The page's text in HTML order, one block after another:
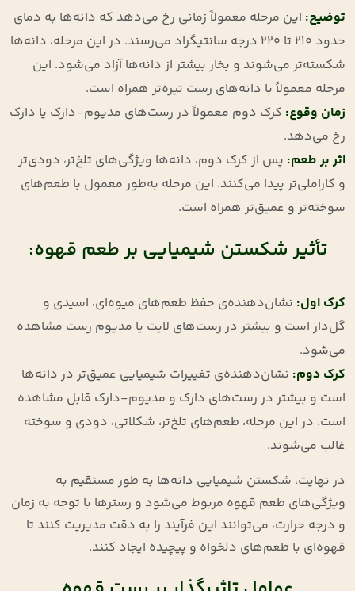
توضیح: این مرحله معمولاً زمانی رخ می‌دهد که دانه‌ها به دمای
حدود ۲۱۰ تا ۲۲۰ درجه سانتیگراد می‌رسند. در این مرحله، دانه‌ها
شکسته‌تر می‌شوند و بخار بیشتر از دانه‌ها آزاد می‌شود. این
مرحله معمولاً با دانه‌های رست تیره‌تر همراه است.
زمان وقوع: کرک دوم معمولاً در رست‌های مدیوم-دارک یا دارک
رخ می‌دهد.
اثر بر طعم: پس از کرک دوم، دانه‌ها ویژگی‌های تلخ‌تر، دودی‌تر
و کاراملی‌تر پیدا می‌کنند. این مرحله به‌طور معمول با طعم‌های
سوخته‌تر و عمیق‌تر همراه است.
تأثیر شکستن شیمیایی بر طعم قهوه:
کرک اول: نشان‌دهنده‌ی حفظ طعم‌های میوه‌ای، اسیدی و
گل‌دار است و بیشتر در رست‌های لایت یا مدیوم رست مشاهده
می‌شود.
کرک دوم: نشان‌دهنده‌ی تغییرات شیمیایی عمیق‌تر در دانه‌ها
است و بیشتر در رست‌های دارک و مدیوم-دارک قابل مشاهده
است. در این مرحله، طعم‌های تلخ‌تر، شکلاتی، دودی و سوخته
غالب می‌شوند.
در نهایت، شکستن شیمیایی دانه‌ها به طور مستقیم به
ویژگی‌های طعم قهوه مربوط می‌شود و رسترها با توجه به زمان
و درجه حرارت، می‌توانند این فرآیند را به دقت مدیریت کنند تا
قهوه‌ای با طعم‌های دلخواه و پیچیده ایجاد کنند.